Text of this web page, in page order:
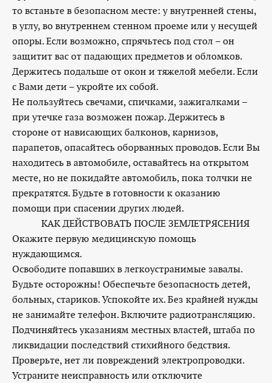
то встаньте в безопасном месте: у внутренней стены,
в углу, во внутреннем стенном проеме или у несущей
опоры. Если возможно, спрячьтесь под стол – он
защитит вас от падающих предметов и обломков.
Держитесь подальше от окон и тяжелой мебели. Если
с Вами дети – укройте их собой.
Не пользуйтесь свечами, спичками, зажигалками –
при утечке газа возможен пожар. Держитесь в
стороне от нависающих балконов, карнизов,
парапетов, опасайтесь оборванных проводов. Если Вы
находитесь в автомобиле, оставайтесь на открытом
месте, но не покидайте автомобиль, пока толчки не
прекратятся. Будьте в готовности к оказанию
помощи при спасении других людей.
КАК ДЕЙСТВОВАТЬ ПОСЛЕ ЗЕМЛЕТРЯСЕНИЯ
Окажите первую медицинскую помощь
нуждающимся.
Освободите попавших в легкоустранимые завалы.
Будьте осторожны! Обеспечьте безопасность детей,
больных, стариков. Успокойте их. Без крайней нужды
не занимайте телефон. Включите радиотрансляцию.
Подчиняйтесь указаниям местных властей, штаба по
ликвидации последствий стихийного бедствия.
Проверьте, нет ли повреждений электропроводки.
Устраните неисправность или отключите